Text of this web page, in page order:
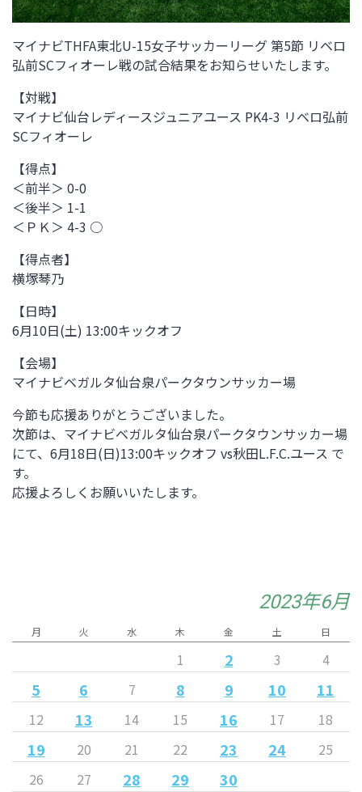
マイナビTHFA東北U-15女子サッカーリーグ 第5節 リベロ
弘前SCフィオーレ戦の試合結果をお知らせいたします。
【対戦】
マイナビ仙台レディースジュニアユース PK4-3 リベロ弘前
SCフィオーレ
【得点】
＜前半＞ 0-0
＜後半＞ 1-1
＜ＰＫ＞ 4-3 ○
【得点者】
横塚琴乃
【日時】
6月10日(土) 13:00キックオフ
【会場】
マイナビベガルタ仙台泉パークタウンサッカー場
今節も応援ありがとうございました。
次節は、マイナビベガルタ仙台泉パークタウンサッカー場
にて、6月18日(日)13:00キックオフ vs秋田L.F.C.ユース で
す。
応援よろしくお願いいたします。
2023年6月
月 火 水 木 金 土 日
1 2 3 4
5 6 7 8 9 10 11
12 13 14 15 16 17 18
19 20 21 22 23 24
25
26
27 28 29 30